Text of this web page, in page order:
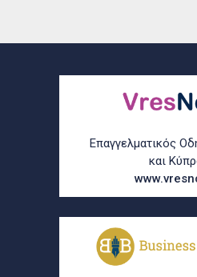
Επαγγελματικός
και